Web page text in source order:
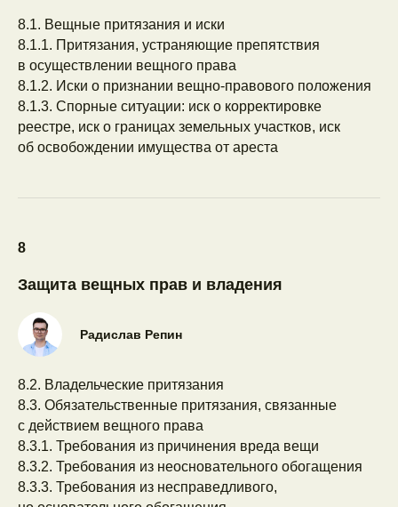
8.1. Вещные притязания и иски
8.1.1. Притязания, устраняющие препятствия
в осуществлении вещного права
8.1.2. Иски о признании вещно-правового положения
8.1.3. Спорные ситуации: иск о корректировке
реестре, иск о границах земельных участков, иск
об освобождении имущества от ареста
8
Защита вещных прав и владения
Радислав Репин
8.2. Владельческие притязания
8.3. Обязательственные притязания, связанные
с действием вещного права
8.3.1. Требования из причинения вреда вещи
8.3.2. Требования из неосновательного обогащения
8.3.3. Требования из несправедливого,
и другими документами на сайте
или от 14 500 ₽/мес(рассрочка
без переплат)
Стоимость
Набор закрыт
Корпоративное
участие для
компаний
и команд
Для работодателей, которые
хотят оплатить обучение
юриста, адвоката, помощника
или стажёра